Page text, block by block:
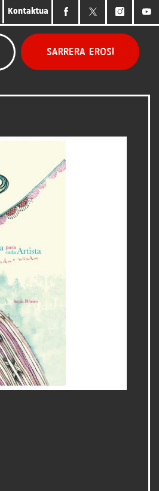
Kontaktua
Sarrera erosi